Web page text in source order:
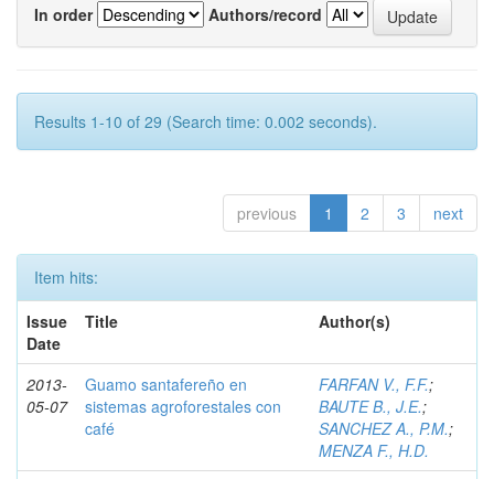
In order
Authors/record
Results 1-10 of 29 (Search time: 0.002 seconds).
previous 1 2 3 next
Item hits:
Issue
Date
Title Author(s)
2013-
05-07
Guamo santafereño en
sistemas agroforestales con
café
FARFAN V., F.F.;
BAUTE B., J.E.;
SANCHEZ A., P.M.;
MENZA F., H.D.